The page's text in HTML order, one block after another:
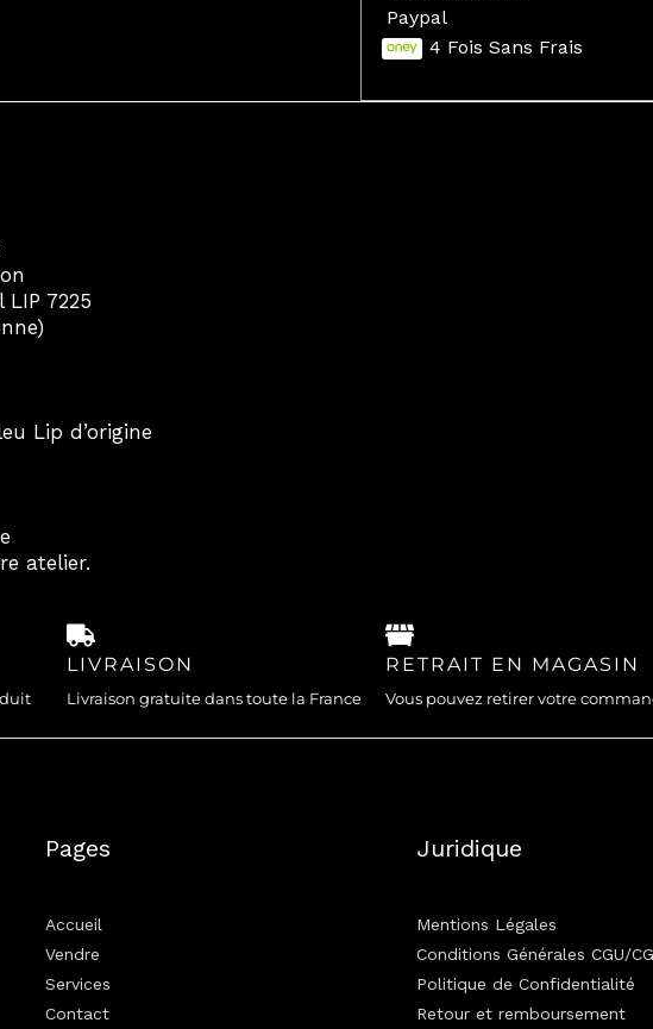
Paypal
4 Fois Sans Frais
7225
Lip d’origine
atelier.
LIVRAISON
Livraison gratuite dans toute la France
RETRAIT EN MAGASIN
Vous pouvez retirer votre
Pages
Accueil
Vendre
Services
Contact
Juridique
Mentions Légales
Conditions Générales CGU/
Politique de Confidentialité
Retour et remboursement